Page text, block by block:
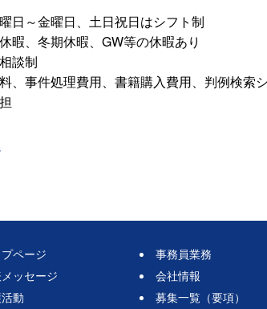
日～金曜日、土日祝日はシフト制
、冬期休暇、GW等の休暇あり
談制
、事件処理費用、書籍購入費用、判例検索
プページ
ッセージ
動
事務員業務
会社情報
募集一覧（要項）